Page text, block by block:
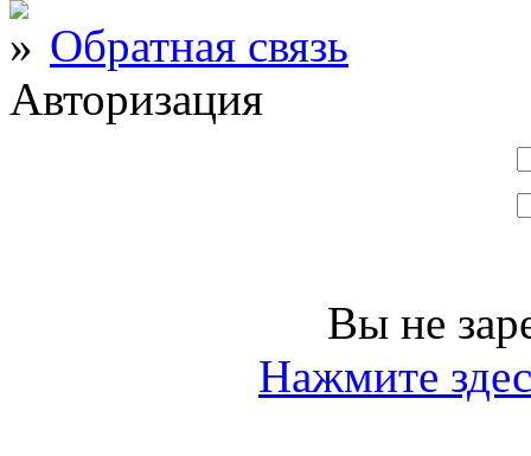
Обратная связь
Авторизация
Вы не
Нажмите